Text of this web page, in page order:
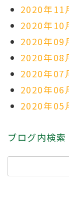
2020年11
2020年10
2020年09
2020年08
2020年07
2020年06
2020年05
ブログ内検索